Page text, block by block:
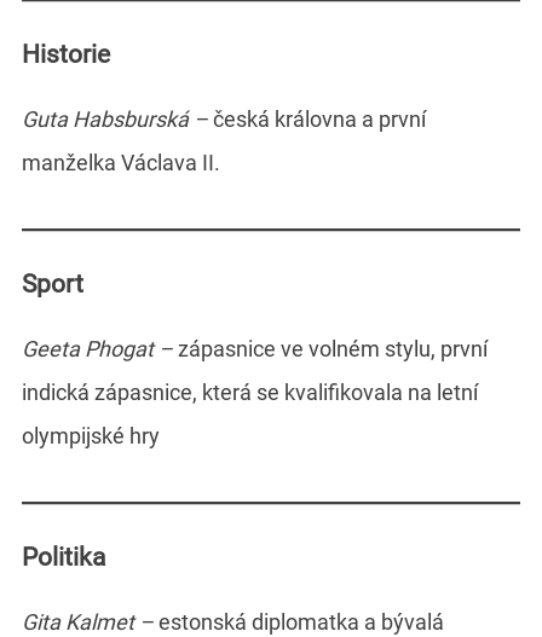
Historie
Guta Habsburská –česká královna a první
manželka Václava II.
Sport
Geeta Phogat –zápasnice ve volném stylu, první
indická zápasnice, která se kvalifikovala na letní
olympijské hry
Politika
Gita Kalmet –estonská diplomatka a bývalá